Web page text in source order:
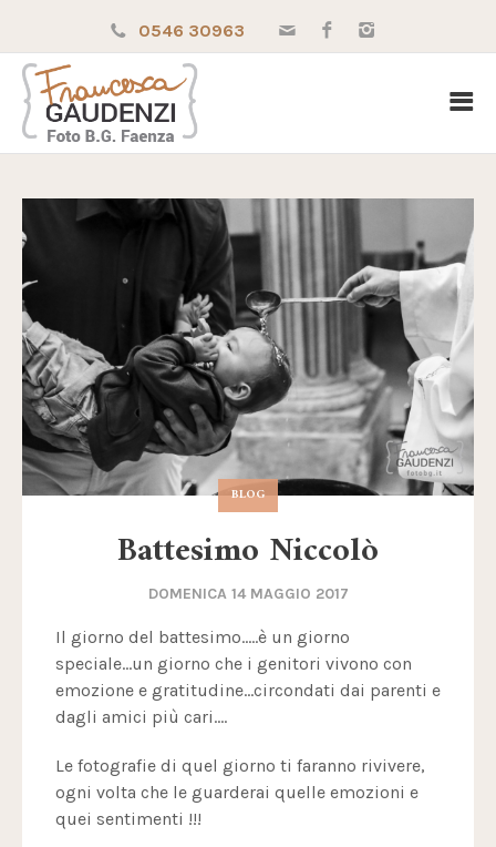
0546 30963
BLOG
Battesimo Niccolò
DOMENICA 14 MAGGIO 2017
Il giorno del battesimo.....è un giorno
speciale...un giorno che i genitori vivono con
emozione e gratitudine...circondati dai parenti e
dagli amici più cari....
Le fotografie di quel giorno ti faranno rivivere,
ogni volta che le guarderai quelle emozioni e
quei sentimenti !!!